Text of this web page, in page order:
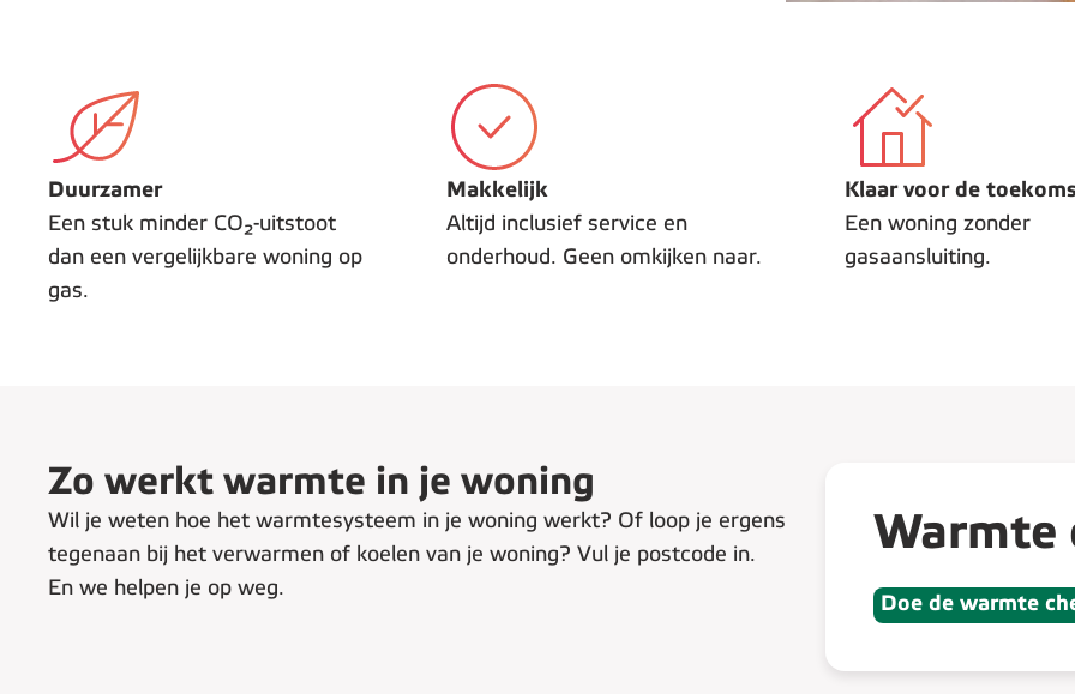
Duurzamer
Een stuk minder CO₂-uitstoot
dan een vergelijkbare woning op
gas.
Makkelijk
Altijd inclusief service en
onderhoud. Geen omkijken naar.
Klaar voor de
Een woning zonder
gasaansluiting.
Zo werkt warmte in je woning
Wil je weten hoe het warmtesysteem in je woning werkt? Of loop je ergens
tegenaan bij het verwarmen of koelen van je woning? Vul je postcode in.
En we helpen je op weg.
Warmte
Doe de warmte